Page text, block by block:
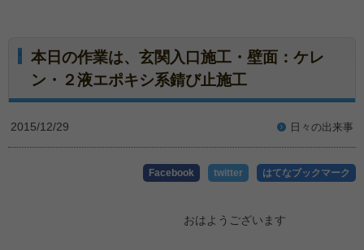
本日の作業は、玄関入口施工・壁面：ケレ
ン・２液エポキシ系錆び止施工
2015/12/29 日々の出来事
Facebook twitter はてなブックマーク
おはようございます